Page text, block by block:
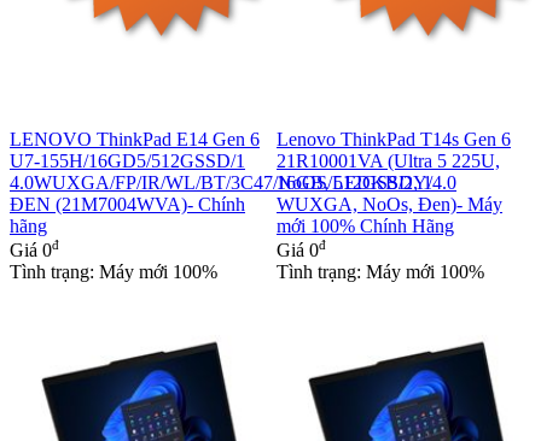
LENOVO ThinkPad E14 Gen 6
U7-155H/16GD5/512GSSD/1
4.0WUXGA/FP/IR/WL/BT/3C47/NoOS/LEDKB/2Y/
ĐEN (21M7004WVA)- Chính
hãng
Giá 0đ
Tình trạng: Máy mới 100%
Lenovo ThinkPad T14s Gen 6
21R10001VA (Ultra 5 225U,
16GB, 512GSSD, 14.0
WUXGA, NoOs, Đen)- Máy
mới 100% Chính Hãng
Giá 0đ
Tình trạng: Máy mới 100%